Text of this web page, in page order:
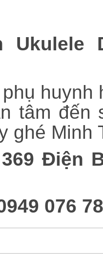
Ukulele
huynh
tâm đến
ghé Minh
Điện
076